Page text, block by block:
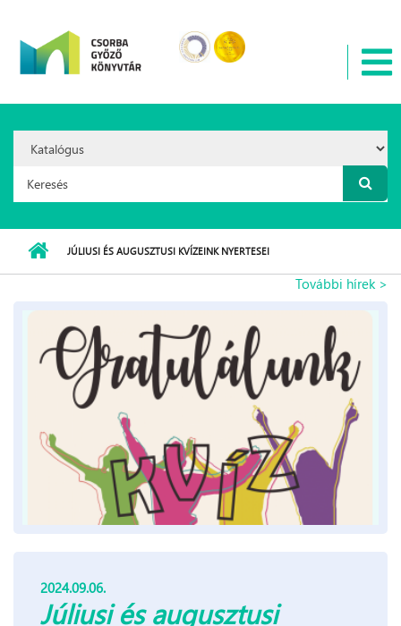
Option:
Keresés űrlap
JÚLIUSI ÉS AUGUSZTUSI KVÍZEINK NYERTESEI
További hírek >
2024.09.06.
Júliusi és augusztusi